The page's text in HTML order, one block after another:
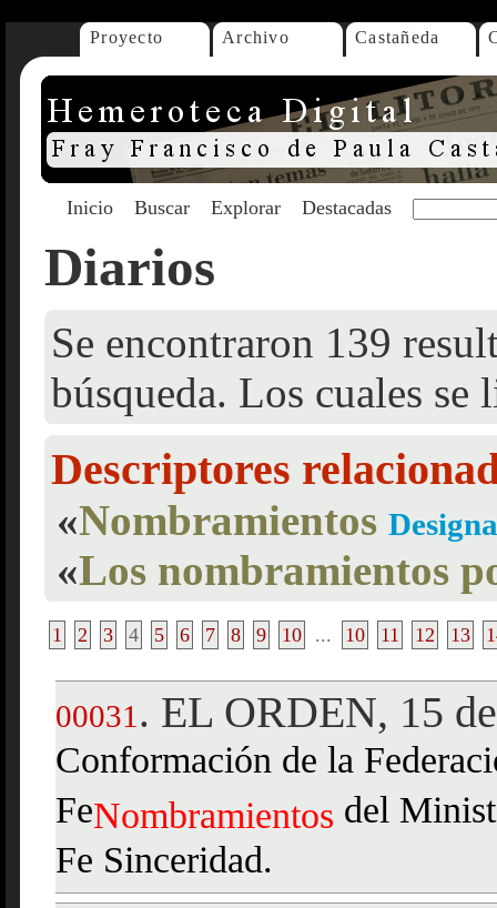
Proyecto Archivo Castañeda
Inicio Buscar Explorar Destacadas
Diarios
Se encontraron 139
búsqueda. Los cuales se
Descriptores
«Nombramientos
«Los nombramientos
1 2 3 4 5 6 7 8 9 10 ... 10 11 12 13
00031 . EL ORDEN, 15
Conformación de la
FeNombramientos del
Fe Sinceridad.